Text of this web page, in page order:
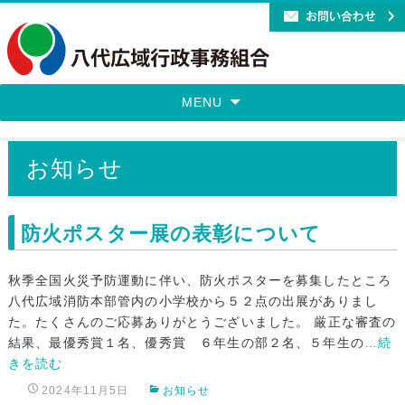
MENU
お知らせ
防火ポスター展の表彰について
秋季全国火災予防運動に伴い、防火ポスターを募集したところ
八代広域消防本部管内の小学校から５２点の出展がありまし
た。たくさんのご応募ありがとうございました。 厳正な審査の
結果、最優秀賞１名、優秀賞 ６年生の部２名、５年生の…続
きを読む
2024年11月5日 お知らせ